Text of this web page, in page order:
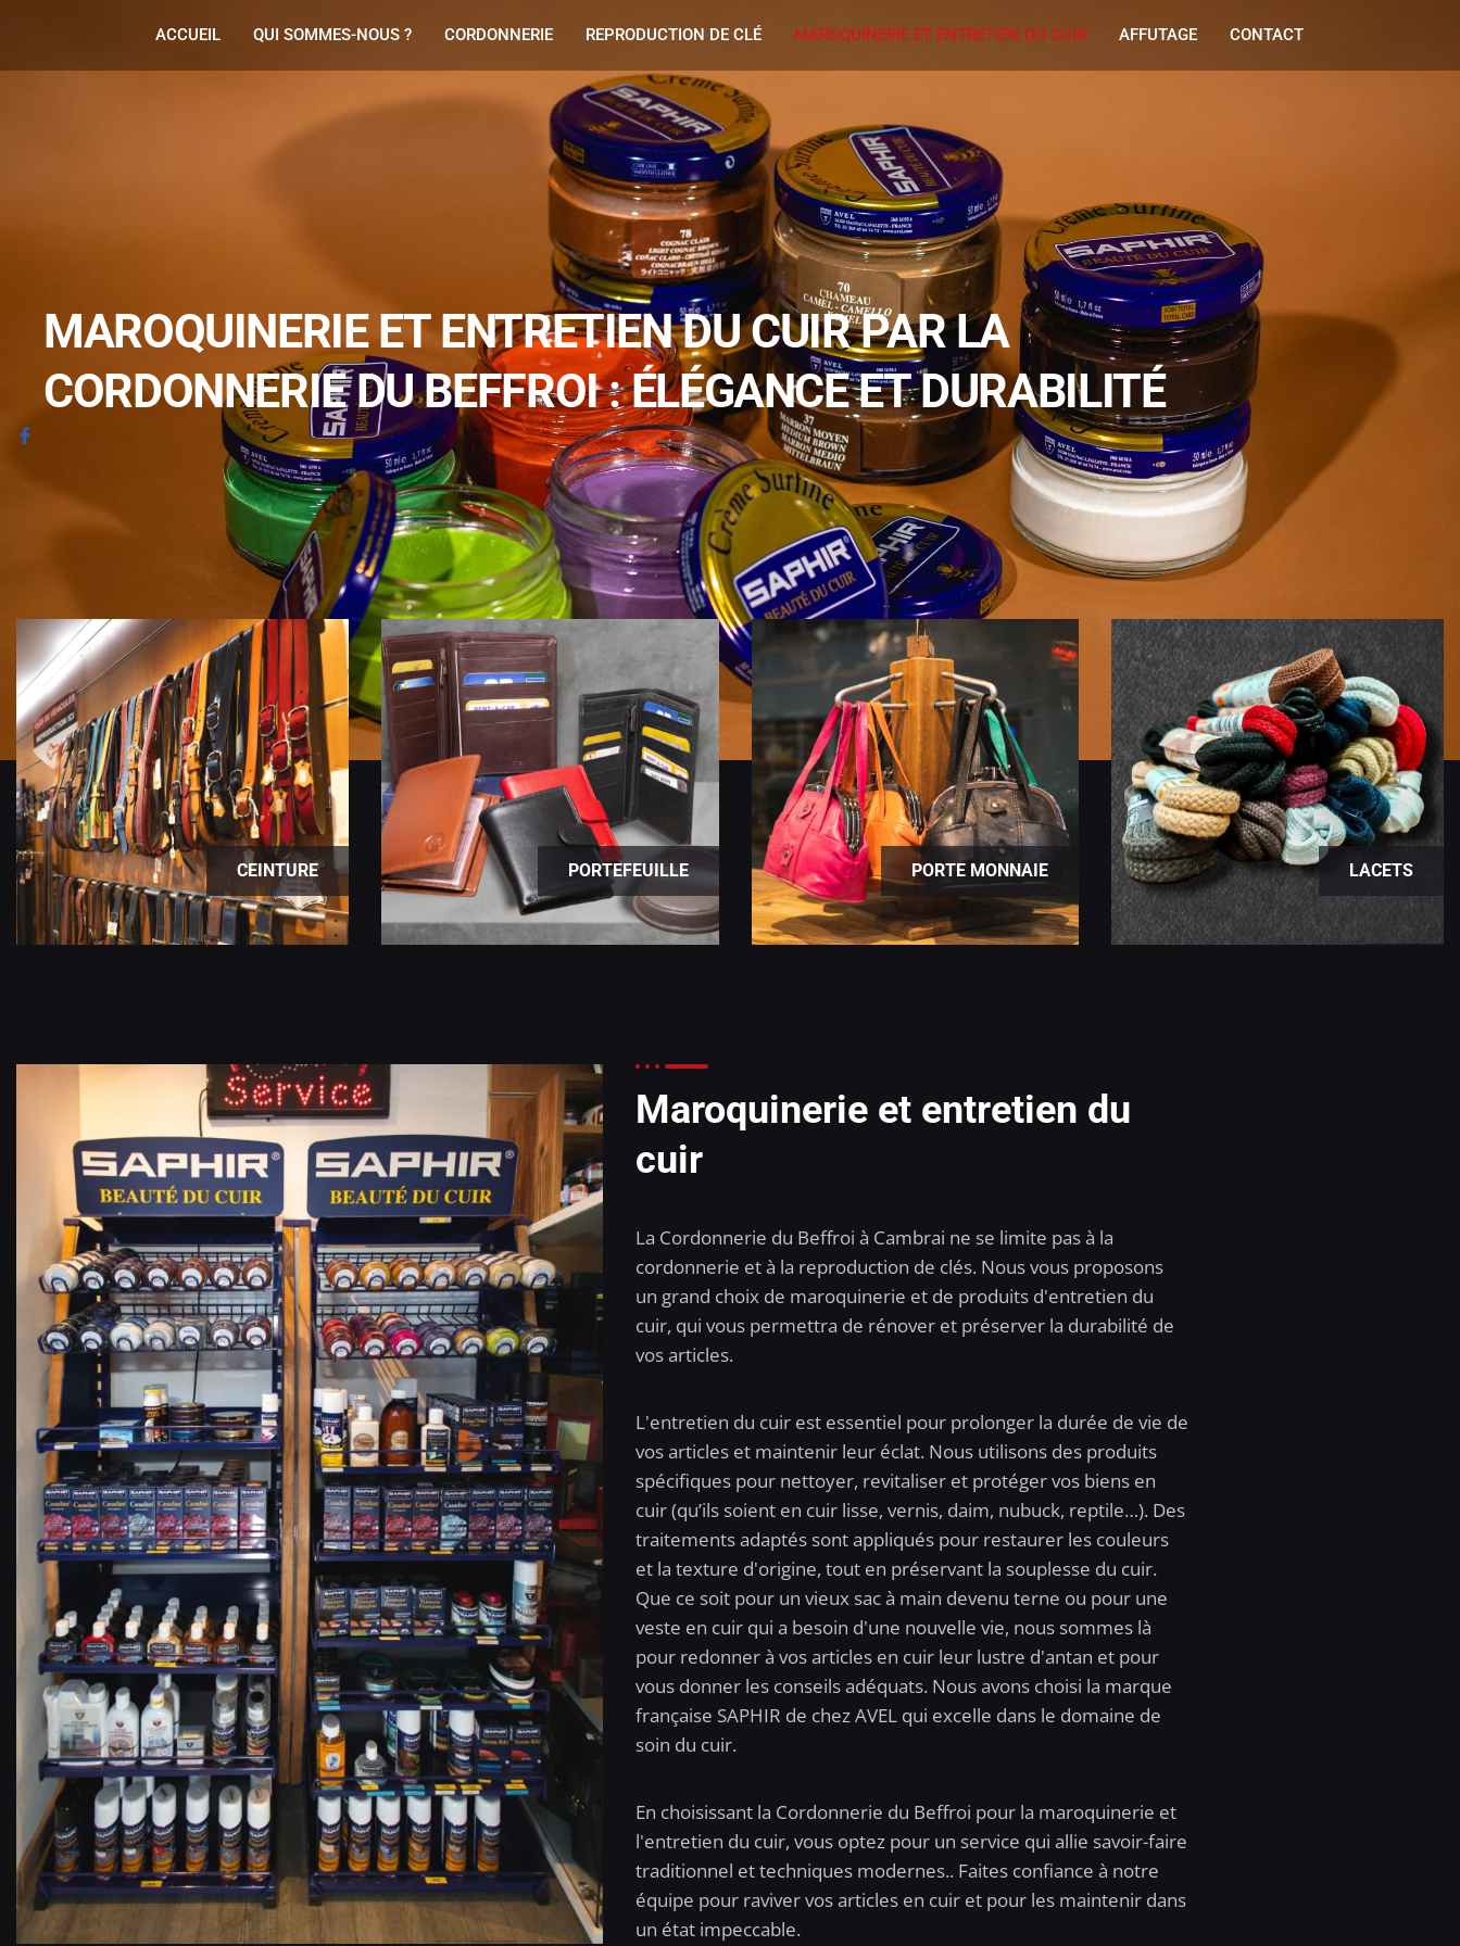
ACCUEIL QUI SOMMES-NOUS ? CORDONNERIE REPRODUCTION DE CLÉ MAROQUINERIE ET ENTRETIEN DU CUIR AFFUTAGE CONTACT
MAROQUINERIE ET ENTRETIEN DU CUIR PAR LA
CORDONNERIE DU BEFFROI : ÉLÉGANCE ET DURABILITÉ
CEINTURE PORTEFEUILLE PORTE MONNAIE LACETS
Maroquinerie et entretien du
cuir
La Cordonnerie du Beffroi à Cambrai ne se limite pas à la
cordonnerie et à la reproduction de clés. Nous vous proposons
un grand choix de maroquinerie et de produits d'entretien du
cuir, qui vous permettra de rénover et préserver la durabilité de
vos articles.
L'entretien du cuir est essentiel pour prolonger la durée de vie de
vos articles et maintenir leur éclat. Nous utilisons des produits
spécifiques pour nettoyer, revitaliser et protéger vos biens en
cuir (qu’ils soient en cuir lisse, vernis, daim, nubuck, reptile…). Des
traitements adaptés sont appliqués pour restaurer les couleurs
et la texture d'origine, tout en préservant la souplesse du cuir.
Que ce soit pour un vieux sac à main devenu terne ou pour une
veste en cuir qui a besoin d'une nouvelle vie, nous sommes là
pour redonner à vos articles en cuir leur lustre d'antan et pour
vous donner les conseils adéquats. Nous avons choisi la marque
française SAPHIR de chez AVEL qui excelle dans le domaine de
soin du cuir.
En choisissant la Cordonnerie du Beffroi pour la maroquinerie et
l'entretien du cuir, vous optez pour un service qui allie savoir-faire
traditionnel et techniques modernes.. Faites confiance à notre
équipe pour raviver vos articles en cuir et pour les maintenir dans
un état impeccable.